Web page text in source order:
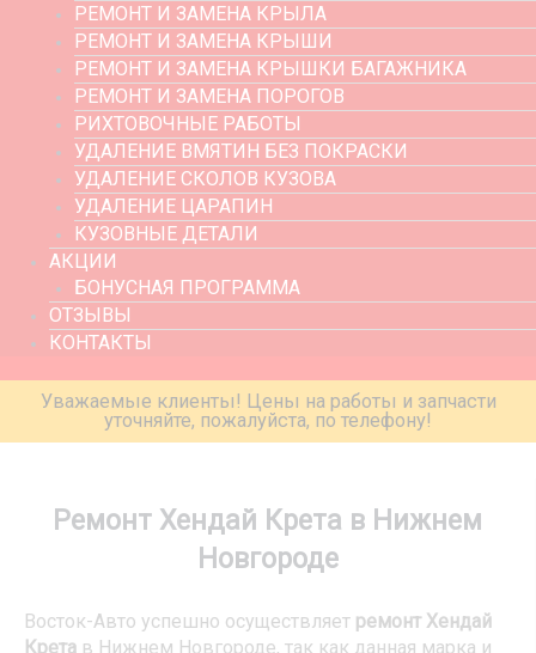
РЕМОНТ И ЗАМЕНА КРЫЛА
РЕМОНТ И ЗАМЕНА КРЫШИ
РЕМОНТ И ЗАМЕНА КРЫШКИ БАГАЖНИКА
РЕМОНТ И ЗАМЕНА ПОРОГОВ
РИХТОВОЧНЫЕ РАБОТЫ
УДАЛЕНИЕ ВМЯТИН БЕЗ ПОКРАСКИ
УДАЛЕНИЕ СКОЛОВ КУЗОВА
УДАЛЕНИЕ ЦАРАПИН
КУЗОВНЫЕ ДЕТАЛИ
АКЦИИ
БОНУСНАЯ ПРОГРАММА
ОТЗЫВЫ
КОНТАКТЫ
Уважаемые клиенты! Цены на работы и запчасти
уточняйте, пожалуйста, по телефону!
Ремонт Хендай Крета в Нижнем
Новгороде
Восток-Авто успешно осуществляет ремонт Хендай
Крета в Нижнем Новгороде, так как данная марка и